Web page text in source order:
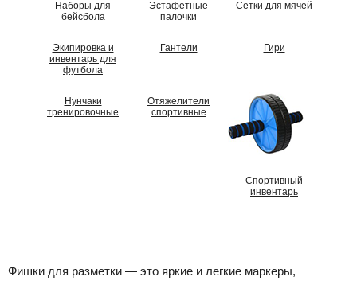
Наборы для
бейсбола
Эстафетные
палочки
Сетки для мячей
Экипировка и
инвентарь для
футбола
Гантели Гири
Нунчаки
тренировочные
Отяжелители
спортивные
Спортивный
инвентарь
Фишки для разметки — это яркие и легкие маркеры,